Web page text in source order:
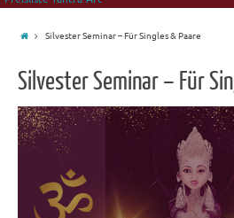
Silvester Seminar – Für Singles & Paare
Silvester Seminar – Für